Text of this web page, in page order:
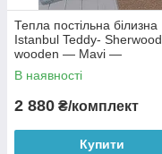
Тепла постільна білизна
Istanbul Teddy- Sherwood
wooden — Mavi —
полуторний
В наявності
2 880 ₴/комплект
Купити